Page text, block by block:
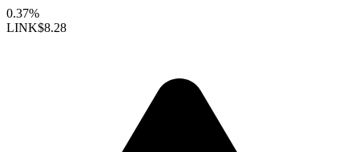
0.37%
LINK$8.28